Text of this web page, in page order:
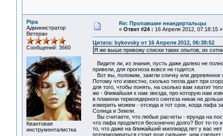
Pipa
Администратор
Ветеран
Сообщений: 3660
Квантовая
инструменталистка
Re: Пропавшие неандертальцы
« Ответ #24 : 16 Апреля 2012, 07:18:15 »
Цитата: bykovsky от 16 Апреля 2012, 06:38:52
Я же выше привожу списки таких опытов, их
Видите ли, из знания, пусть даже далеко не
привели, для прогноза вовсе не годится.
Вот вы, положим, зажгли спичку или деревянное
Потому что известно, сколько тепла дает при
для того, чтобы понять, на сколько вам хватит
же - ближайшая к нам звезда, про которую нам
в пламени термоядерного синтеза никак не
измерить можем - отсюда и тот срок, когда лафа
Солнца и Земли.
Вы считаете, что любые расчеты - ерунда на
что лафа продлится бесконечно долго? Вот то-то
то, что даже на ближайший миллиард лет у вас
поторапливаться стоит еще сильнее, чем